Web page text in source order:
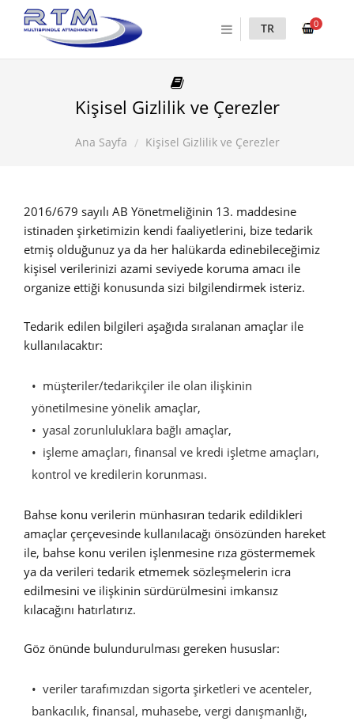
0
TR
Kişisel Gizlilik ve Çerezler
Ana Sayfa Kişisel Gizlilik ve Çerezler
2016/679 sayılı AB Yönetmeliğinin 13. maddesine
istinaden şirketimizin kendi faaliyetlerini, bize tedarik
etmiş olduğunuz ya da her halükarda edinebileceğimiz
kişisel verilerinizi azami seviyede koruma amacı ile
organize ettiği konusunda sizi bilgilendirmek isteriz.
Tedarik edilen bilgileri aşağıda sıralanan amaçlar ile
kullanılacaktır:
müşteriler/tedarikçiler ile olan ilişkinin
yönetilmesine yönelik amaçlar,
yasal zorunluluklara bağlı amaçlar,
işleme amaçları, finansal ve kredi işletme amaçları,
kontrol ve kredilerin korunması.
Bahse konu verilerin münhasıran tedarik edildikleri
amaçlar çerçevesinde kullanılacağı önsözünden hareket
ile, bahse konu verilen işlenmesine rıza göstermemek
ya da verileri tedarik etmemek sözleşmelerin icra
edilmesini ve ilişkinin sürdürülmesini imkansız
kılacağını hatırlatırız.
Göz önünde bulundurulması gereken hususlar:
veriler tarafımızdan sigorta şirketleri ve acenteler,
bankacılık, finansal, muhasebe, vergi danışmanlığı,